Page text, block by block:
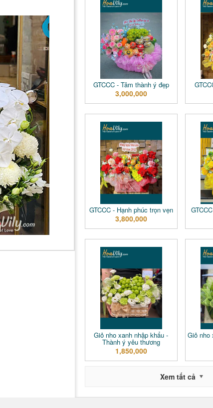
GTCCC - Tâm thành ý đẹp
3,000,000
GTCCC - Hạnh phúc trọn vẹn
3,800,000
Giỏ nho xanh nhập khẩu -
Thành ý yêu thương
1,850,000
Giỏ nho
Xem tất cả